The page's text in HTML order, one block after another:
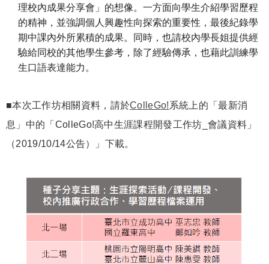
理校內成果分享會」的想像。一方面向學生介紹學習歷程
的精神，並強調個人興趣性向探索的重要性，最後紀錄學
期中課內外所累積的成果。同時，也請校內學長姐提供經
驗給同校的其他學生參考，除了經驗傳承，也藉此訓練學
生口語表達能力。
■本次工作坊相關資料，請於ColleGo!系統上的「最新消
息」中的「ColleGo!高中生涯課程開發工作坊_會議資料」
（2019/10/14公告）」下載。